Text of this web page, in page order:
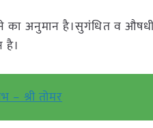
का अनुमान है।सुगंधित व
है।
– श्री तोमर